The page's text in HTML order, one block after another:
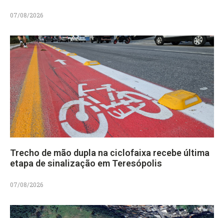
07/08/2026
Trecho de mão dupla na ciclofaixa recebe última
etapa de sinalização em Teresópolis
07/08/2026